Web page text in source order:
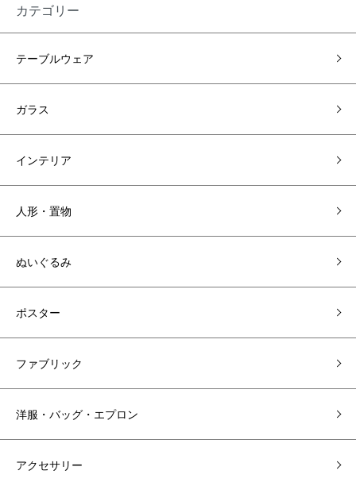
カテゴリー
テーブルウェア
ガラス
インテリア
人形・置物
ぬいぐるみ
ポスター
ファブリック
洋服・バッグ・エプロン
アクセサリー